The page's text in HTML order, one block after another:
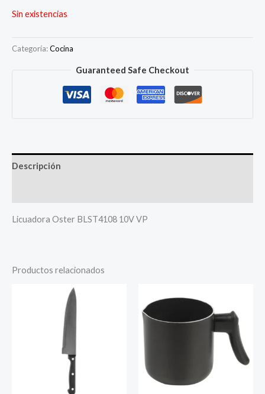
Sin existencias
Categoría:Cocina
Guaranteed Safe Checkout
Descripción
Licuadora Oster BLST4108 10V VP
Productos relacionados